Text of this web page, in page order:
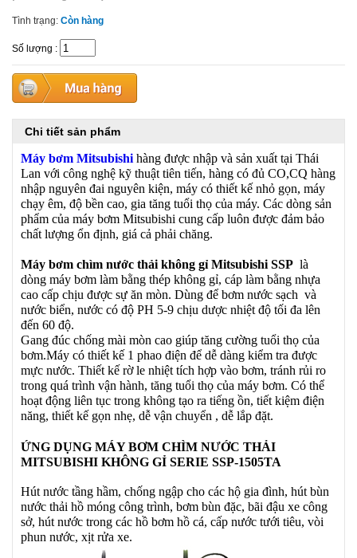
Tình trạng: Còn hàng
Số lượng :
Chi tiết sản phẩm
Máy bơm Mitsubishi hàng được nhập và sản xuất tại Thái
Lan với công nghệ kỹ thuật tiên tiến, hàng có đủ CO,CQ hàng
nhập nguyên đai nguyên kiện, máy có thiết kế nhỏ gọn, máy
chạy êm, độ bền cao, gia tăng tuổi thọ của máy. Các dòng sản
phẩm của máy bơm Mitsubishi cung cấp luôn được đảm bảo
chất lượng ổn định, giá cả phải chăng.
Máy bơm chìm nước thải không gỉ Mitsubishi SSP là
dòng máy bơm làm bằng thép không gỉ, cáp làm bằng nhựa
cao cấp chịu được sự ăn mòn. Dùng để bơm nước sạch và
nước biển, nước có độ PH 5-9 chịu dược nhiệt độ tối đa lên
đến 60 độ.
Gang đúc chống mài mòn cao giúp tăng cường tuổi thọ của
bơm.Máy có thiết kế 1 phao điện để dễ dàng kiểm tra được
mực nước. Thiết kế rờ le nhiệt tích hợp vào bơm, tránh rủi ro
trong quá trình vận hành, tăng tuổi thọ của máy bơm. Có thể
hoạt động liên tục trong không tạo ra tiếng ồn, tiết kiệm điện
năng, thiết kế gọn nhẹ, dễ vận chuyển , dễ lắp đặt.
ỨNG DỤNG MÁY BƠM CHÌM NƯỚC THẢI
MITSUBISHI KHÔNG GỈ SERIE SSP-1505TA
Hút nước tầng hầm, chống ngập cho các hộ gia đình, hút bùn
nước thải hồ móng công trình, bơm bùn đặc, bãi đậu xe công
sở, hút nước trong các hồ bơm hồ cá, cấp nước tưới tiêu, vòi
phun nước, xịt rửa xe.